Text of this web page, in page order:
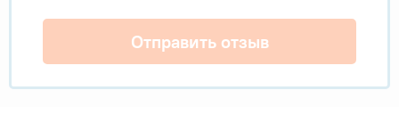
Отправить отзыв